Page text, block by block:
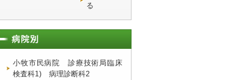
る
小牧市民病院 診療技術局臨床
検査科1) 病理診断科2